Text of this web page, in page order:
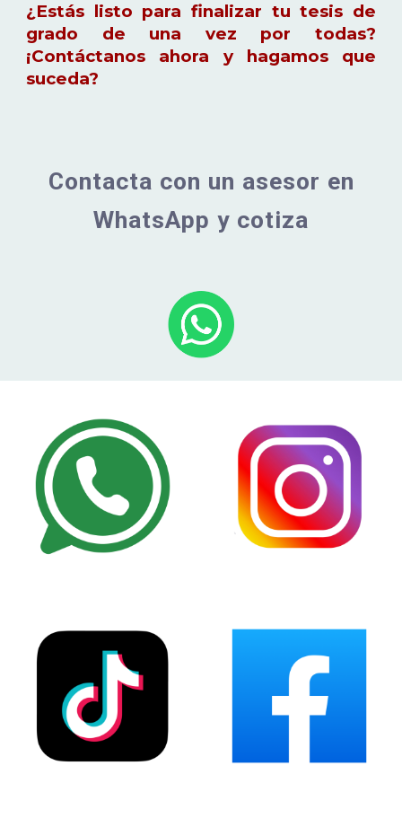
¿Estás listo para finalizar tu tesis de
grado de una vez por todas?
¡Contáctanos ahora y hagamos que
suceda?
Contacta con un asesor en
WhatsApp y cotiza